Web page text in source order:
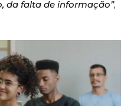
da falta de informação”,